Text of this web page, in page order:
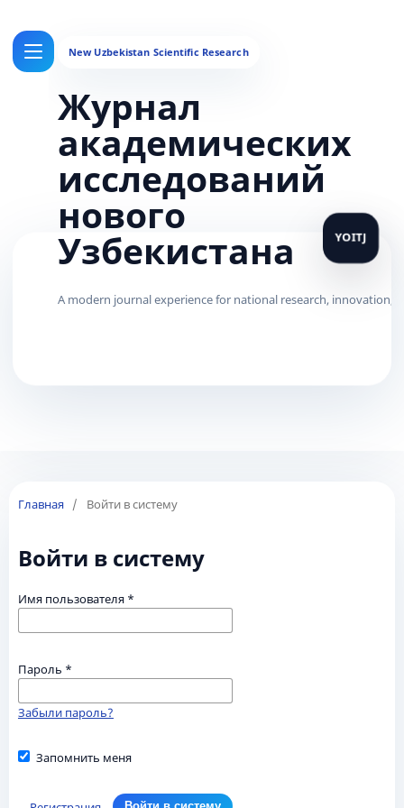
Журнал
академических
исследований
нового
Узбекистана
Главная / Войти в систему
Войти в систему
Имя пользователя *
Пароль *
Забыли пароль?
Запомнить меня